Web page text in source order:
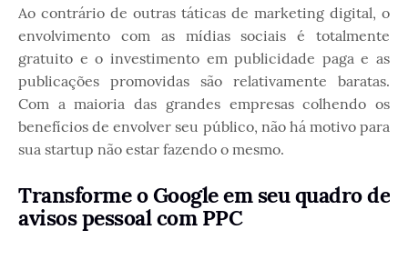
Ao contrário de outras táticas de marketing digital, o
envolvimento com as mídias sociais é totalmente
gratuito e o investimento em publicidade paga e as
publicações promovidas são relativamente baratas.
Com a maioria das grandes empresas colhendo os
benefícios de envolver seu público, não há motivo para
sua startup não estar fazendo o mesmo.
Transforme o Google em seu quadro de
avisos pessoal com PPC